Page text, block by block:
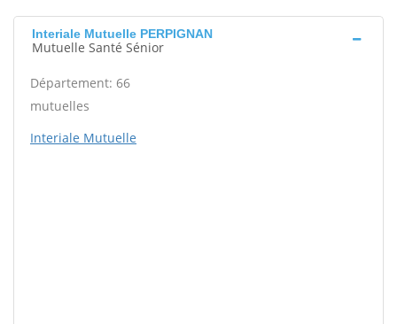
Interiale Mutuelle PERPIGNAN
Mutuelle Santé Sénior
Département: 66
mutuelles
Interiale Mutuelle